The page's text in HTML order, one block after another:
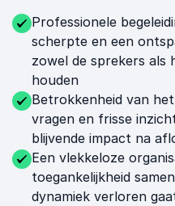
Professionele
scherpte en een
zowel de sprekers
houden
Betrokkenheid van
vragen en frisse
blijvende impact na
Een vlekkeloze
toegankelijkheid
dynamiek verloren